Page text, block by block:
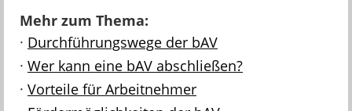
Mehr zum Thema:
· Durchführungswege der bAV
· Wer kann eine bAV abschließen?
· Vorteile für Arbeitnehmer